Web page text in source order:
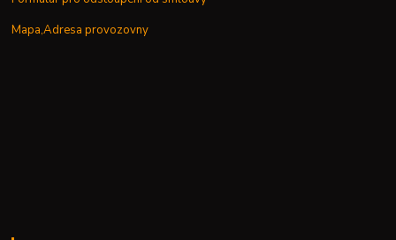
Mapa,Adresa provozovny